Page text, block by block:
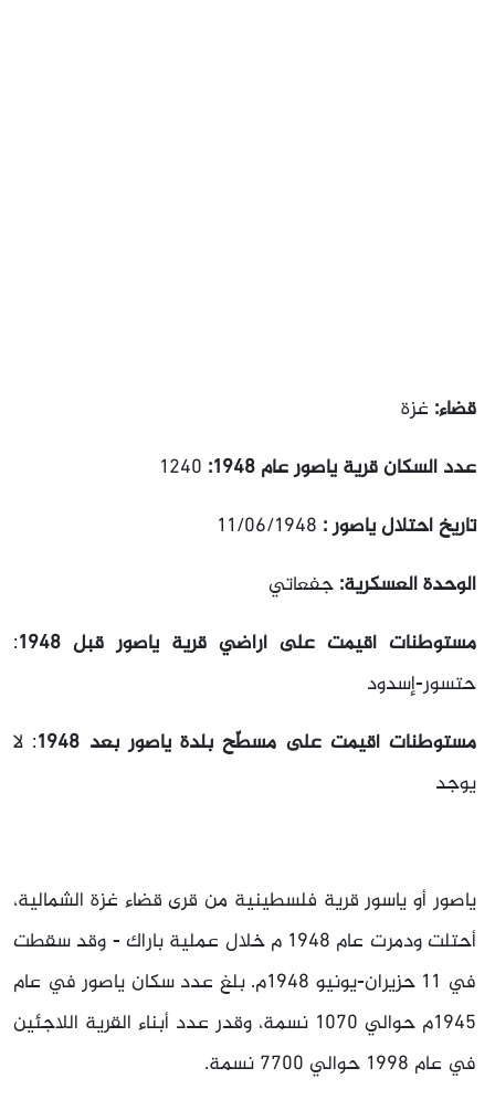
قضاء: غزة
عدد السكان قرية ياصور عام 1948:
تاريخ احتلال ياصور : 11/06/1948
الوحدة العسكرية: جفعاتي
مستوطنات أقيمت على أراضي قرية ياصور قبل 1948
:
حتسور-إسدود
مستوطنات أقيمت على مسطّح بلدة ياصور بعد 1948
: لا
يوجد
ياصور أو ياسور قرية فلسطينية من قرى قضاء غزة الشمالية،
أحتلت ودمرت عام 1948 م خلال عملية باراك - وقد سقطت
في 11 حزيران-يونيو 1948م. بلغ عدد سكان ياصور في عام
1945م حوالي 1070 نسمة، وقدر عدد أبناء القرية اللاجئين
في عام 1998 حوالي 7700 نسمة.